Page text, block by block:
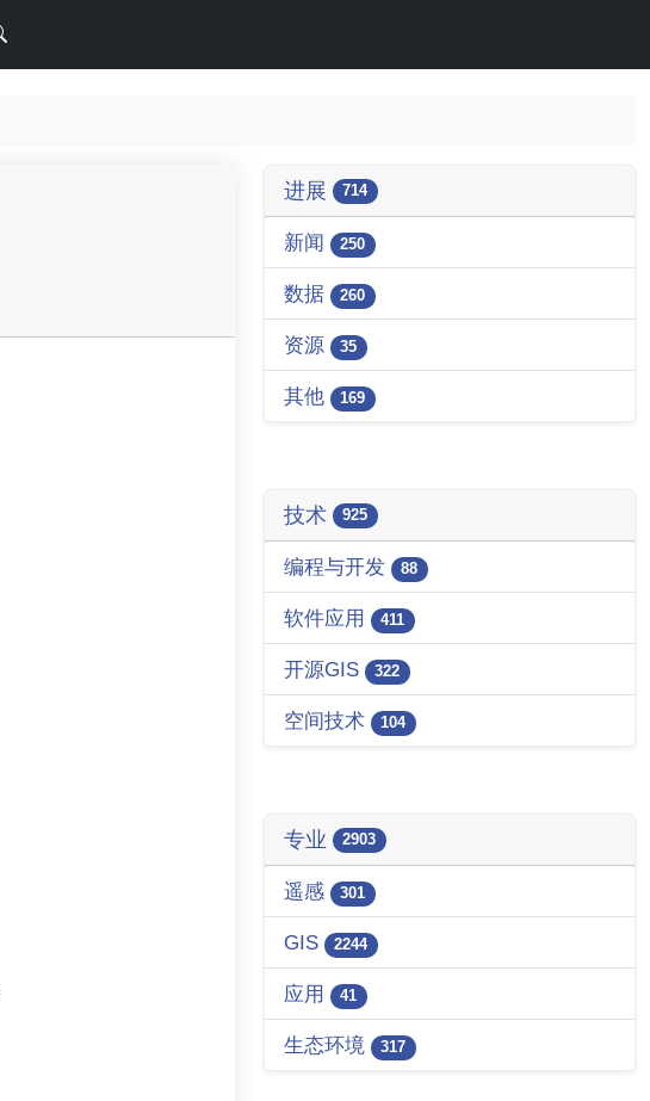
进展 714
新闻 250
数据 260
资源 35
其他 169
技术 925
编程与开发 88
软件应用 411
开源GIS 322
空间技术 104
专业 2903
遥感 301
GIS 2244
应用 41
生态环境 317